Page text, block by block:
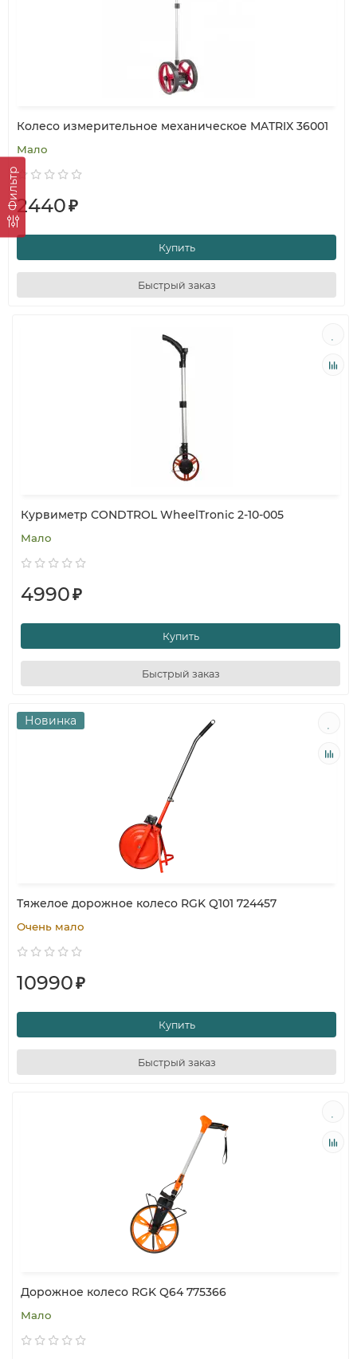
Фильтр
Колесо измерительное механическое MATRIX 36001
Мало
2440₽
Купить
Быстрый заказ
Курвиметр CONDTROL WheelTronic 2-10-005
Мало
4990₽
Купить
Быстрый заказ
Новинка
Тяжелое дорожное колесо RGK Q101 724457
Очень мало
10990₽
Купить
Быстрый заказ
Дорожное колесо RGK Q64 775366
Мало